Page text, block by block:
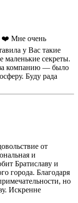
❤️ Мне очень
у Вас такие
маленькие секреты.
за компанию — было
Буду рада
от
и
Братиславу и
города. Благодаря
но
Искренне